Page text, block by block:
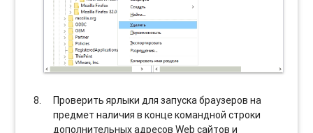
Проверить ярлыки для запуска браузеров на
предмет наличия в конце командной строки
дополнительных адресов Web сайтов и